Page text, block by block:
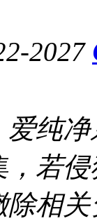
2027
纯
，若
相